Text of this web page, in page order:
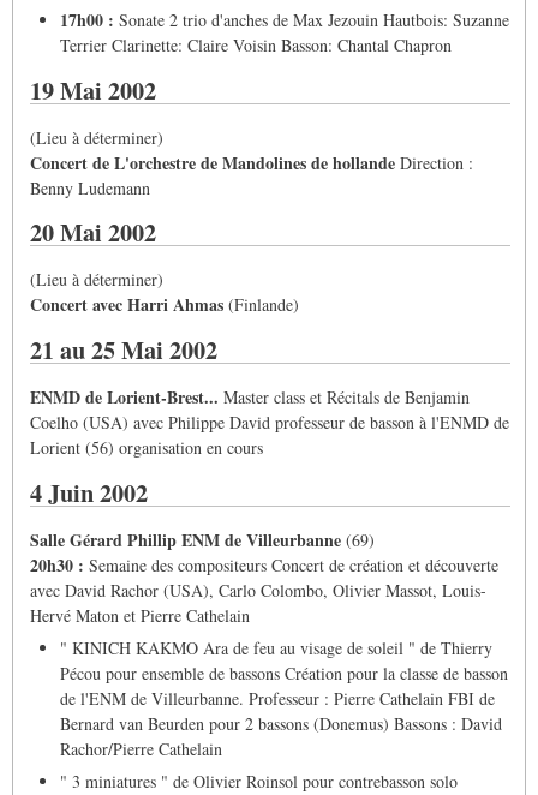
17h00 : Sonate 2 trio d'anches de Max Jezouin Hautbois: Suzanne
Terrier Clarinette: Claire Voisin Basson: Chantal Chapron
19 Mai 2002
(Lieu à déterminer)
Concert de L'orchestre de Mandolines de hollande Direction :
Benny Ludemann
20 Mai 2002
(Lieu à déterminer)
Concert avec Harri Ahmas (Finlande)
21 au 25 Mai 2002
ENMD de Lorient-Brest... Master class et Récitals de Benjamin
Coelho (USA) avec Philippe David professeur de basson à l'ENMD de
Lorient (56) organisation en cours
4 Juin 2002
Salle Gérard Phillip ENM de Villeurbanne (69)
20h30 : Semaine des compositeurs Concert de création et découverte
avec David Rachor (USA), Carlo Colombo, Olivier Massot, Louis-
Hervé Maton et Pierre Cathelain
" KINICH KAKMO Ara de feu au visage de soleil " de Thierry
Pécou pour ensemble de bassons Création pour la classe de basson
de l'ENM de Villeurbanne. Professeur : Pierre Cathelain FBI de
Bernard van Beurden pour 2 bassons (Donemus) Bassons : David
Rachor/Pierre Cathelain
" 3 miniatures " de Olivier Roinsol pour contrebasson solo